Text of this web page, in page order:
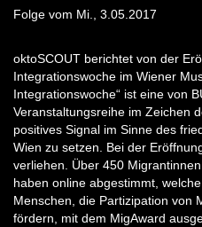
Folge vom Mi., 3.05.2017
oktoSCOUT berichtet von der
Integrationswoche im Wiener
Integrationswoche“ ist eine von
Veranstaltungsreihe im Zeichen
positives Signal im Sinne des
Wien zu setzen. Bei der
verliehen. Über 450
haben online abgestimmt,
Menschen, die Partizipation von
fördern, mit dem MigAward